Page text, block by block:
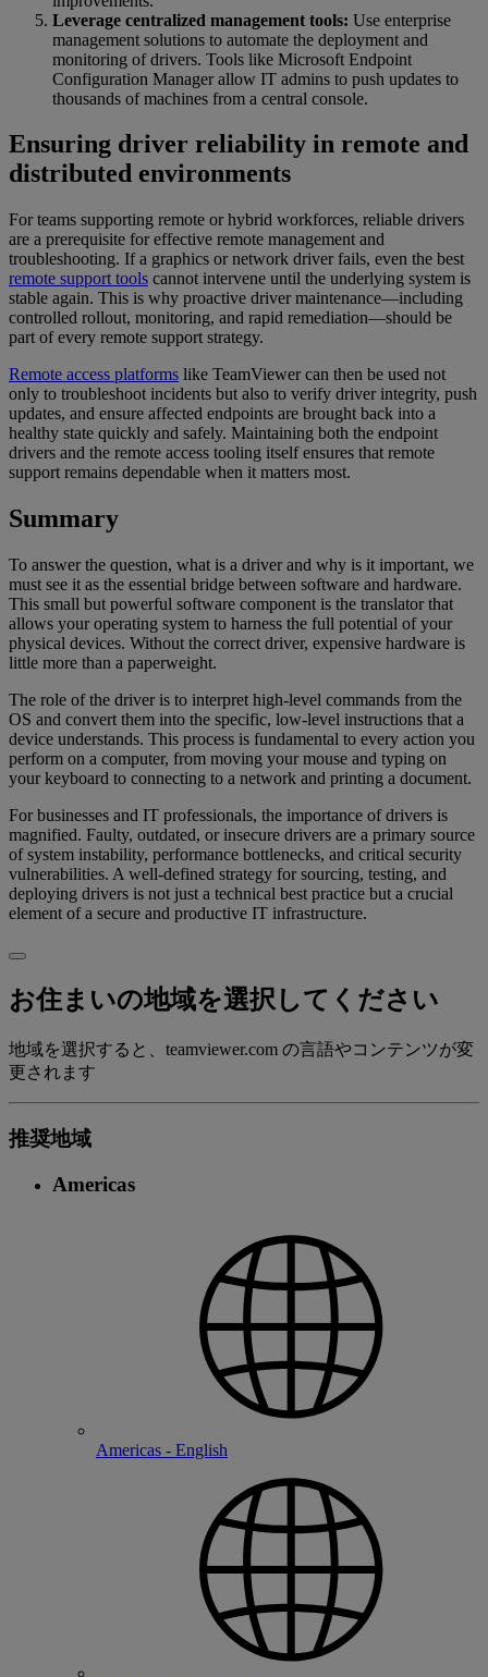
Leverage centralized management tools: Use enterprise
management solutions to automate the deployment and
monitoring of drivers. Tools like Microsoft Endpoint
Configuration Manager allow IT admins to push updates to
thousands of machines from a central console.
Ensuring driver reliability in remote and
distributed environments
For teams supporting remote or hybrid workforces, reliable drivers
are a prerequisite for effective remote management and
troubleshooting. If a graphics or network driver fails, even the best
remote support tools cannot intervene until the underlying system is
stable again. This is why proactive driver maintenance—including
controlled rollout, monitoring, and rapid remediation—should be
part of every remote support strategy.
Remote access platforms like TeamViewer can then be used not
only to troubleshoot incidents but also to verify driver integrity, push
updates, and ensure affected endpoints are brought back into a
healthy state quickly and safely. Maintaining both the endpoint
drivers and the remote access tooling itself ensures that remote
support remains dependable when it matters most.
Summary
To answer the question, what is a driver and why is it important, we
must see it as the essential bridge between software and hardware.
This small but powerful software component is the translator that
allows your operating system to harness the full potential of your
physical devices. Without the correct driver, expensive hardware is
little more than a paperweight.
The role of the driver is to interpret high-level commands from the
OS and convert them into the specific, low-level instructions that a
device understands. This process is fundamental to every action you
perform on a computer, from moving your mouse and typing on
your keyboard to connecting to a network and printing a document.
For businesses and IT professionals, the importance of drivers is
magnified. Faulty, outdated, or insecure drivers are a primary source
of system instability, performance bottlenecks, and critical security
vulnerabilities. A well-defined strategy for sourcing, testing, and
deploying drivers is not just a technical best practice but a crucial
element of a secure and productive IT infrastructure.
お住まいの地域を選択してください
地域を選択すると、teamviewer.com の言語やコンテンツが変
更されます
推奨地域
Americas
Americas - English